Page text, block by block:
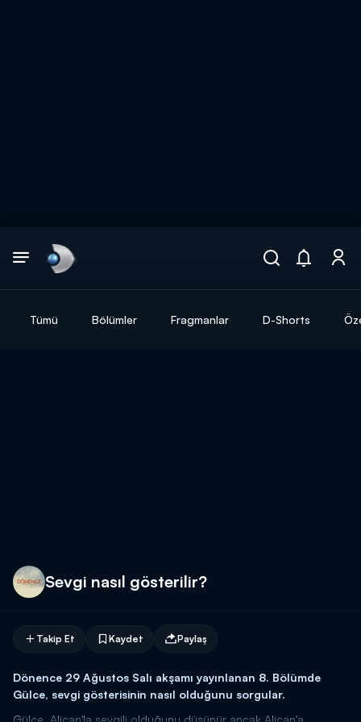
Tümü Bölümler Fragmanlar D-Shorts
Sevgi nasıl gösterilir?
Takip Et Kaydet Paylaş
Dönence 29 Ağustos Salı akşamı yayınlanan 8. Bölümde
Gülce, sevgi gösterisinin nasıl olduğunu sorgular.
Gülce, Alican'la sevgili olduğunu düşünür ancak Alican'a